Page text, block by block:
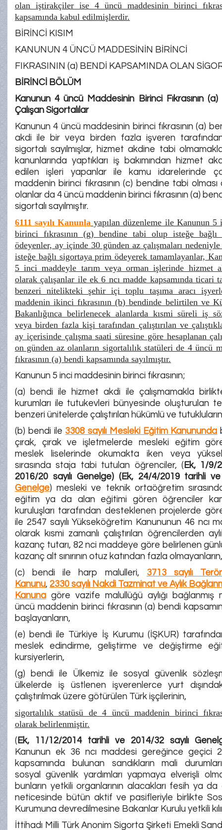
olan iştirakçiler ise 4 üncü maddesinin birinci
kapsamında kabul edilmişlerdir.
BİRİNCİ KISIM
KANUNUN 4 ÜNCÜ MADDESİNİN BİRİNCİ
FIKRASININ (a) BENDİ KAPSAMINDA OLAN
BİRİNCİ BÖLÜM
Kanunun 4 üncü Maddesinin Birinci Fıkrasının
Çalışan Sigortalılar
Kanunun 4 üncü maddesinin birinci fıkrasının (a)
akdi ile bir veya birden fazla işveren tarafından
sigortalı sayılmışlar, hizmet akdine tabi
kanunlarında yaptıkları iş bakımından hizmet
edilen işleri yapanlar ile kamu idarelerinde
maddenin birinci fıkrasının (c) bendine tabi
olanlar da 4 üncü maddenin birinci fıkrasının (a)
sigortalı sayılmıştır.
6111 sayılı Kanunla yapılan düzenleme ile Kanunun 5
birinci fıkrasının (g) bendine tabi olup isteğe bağlı
ödeyenler, ay içinde 30 günden az çalışmaları
isteğe bağlı sigortaya prim ödeyerek tamamlayanlar,
5 inci maddeyle tarım veya orman işlerinde hizmet
olarak çalışanlar ile ek 6 ncı madde kapsamında ticari
benzeri nitelikteki şehir içi toplu taşıma aracı
maddenin ikinci fıkrasının (b) bendinde belirtilen ve
Bakanlığınca belirlenecek alanlarda kısmi süreli iş
veya birden fazla kişi tarafından çalıştırılan ve
ay içerisinde çalışma saati süresine göre hesaplanan
on günden az olanların sigortalılık statüleri de 4 üncü
fıkrasının (a) bendi kapsamında sayılmıştır.
Kanunun 5 inci maddesinin birinci fıkrasının;
(a) bendi ile hizmet akdi ile çalışmamakla
kurumları ile tutukevleri bünyesinde oluşturulan
benzeri ünitelerde çalıştırılan hükümlü ve
(b) bendi ile 3308 sayılı Mesleki Eğitim Kanununda
çırak, çırak ve işletmelerde mesleki eğitim
meslek liselerinde okumakta iken veya
sırasında staja tabi tutulan öğrenciler, ( Ek, 1/9/
2016/20 sayılı Genelge) (Ek, 24/4/2019 tarihli
Genelge) mesleki ve teknik ortaöğretim
eğitim ya da alan eğitimi gören öğrenciler
kuruluşları tarafından desteklenen projelerde
ile 2547 sayılı Yükseköğretim Kanununun 46 ncı
olarak kısmi zamanlı çalıştırılan öğrencilerden
kazanç tutarı, 82 nci maddeye göre belirlenen
kazanç alt sınırının otuz katından fazla olmayanların,
(c) bendi ile harp malulleri, 3713 sayılı
Kanunu, 2330 sayılı Nakdi Tazminat ve Aylık
Kanuna göre vazife malullüğü aylığı bağlanmış
üncü maddenin birinci fıkrasının (a) bendi
başlayanların,
(e) bendi ile Türkiye İş Kurumu (İŞKUR)
meslek edindirme, geliştirme ve değiştirme
kursiyerlerin,
(g) bendi ile Ülkemiz ile sosyal güvenlik
ülkelerde iş üstlenen işverenlerce yurt
çalıştırılmak üzere götürülen Türk işçilerinin,
sigortalılık statüsü de 4 üncü maddenin birinci
olarak belirlenmiştir.
( Ek, 11/12/2014 tarihli ve 2014/32 sayılı
Kanunun ek 36 ncı maddesi gereğince geçici
kapsamında bulunan sandıkların mali
sosyal güvenlik yardımları yapmaya elverişli
bunların yetkili organlarının alacakları fesih ya da
neticesinde bütün aktif ve pasifleriyle birlikte
Kurumuna devredilmesine Bakanlar Kurulu yetkili
İttihadı Milli Türk Anonim Sigorta Şirketi Emekli